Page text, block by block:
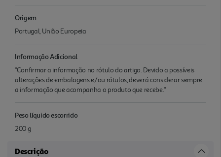
Origem
Portugal, União Europeia
Informação Adicional
"Confirmar a informação no rótulo do artigo. Devido a possíveis
alterações de embalagens e/ou rótulos, deverá considerar sempre
a informação que acompanha o produto que recebe."
Peso líquido escorrido
200 g
Descrição